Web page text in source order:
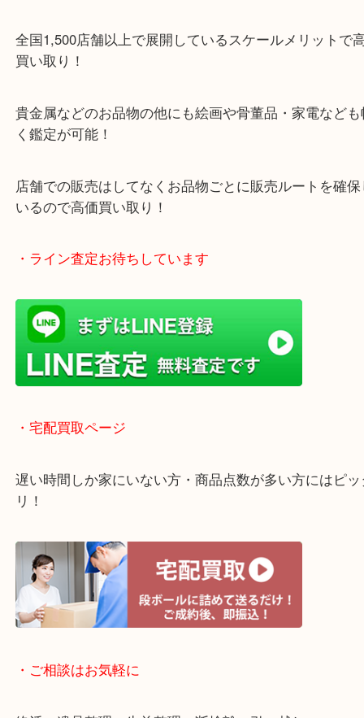
・当店特徴
ガーデンモール木津川にある店舗なので査定中にシ
グもできます！
年中無休で営業中※年末年始を除く
買い取り！
貴金属などのお品物の他にも絵画や骨董品・家電
く鑑定が可能！
店舗での販売はしてなくお品物ごとに販売ルートを
・ライン査定お待ちしています